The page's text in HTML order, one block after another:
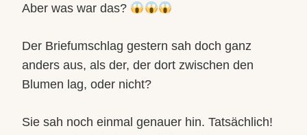
Aber was war das?
Der Briefumschlag gestern sah doch ganz
anders aus, als der, der dort zwischen den
Blumen lag, oder nicht?
Sie sah noch einmal genauer hin. Tatsächlich!